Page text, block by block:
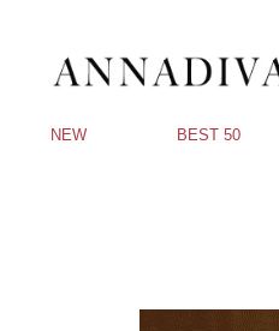
NEW BEST 50